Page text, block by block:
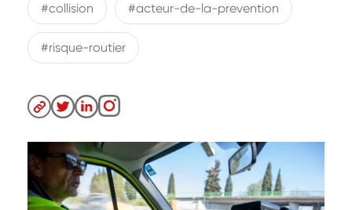
#collision #acteur-de-la-prevention
#risque-routier